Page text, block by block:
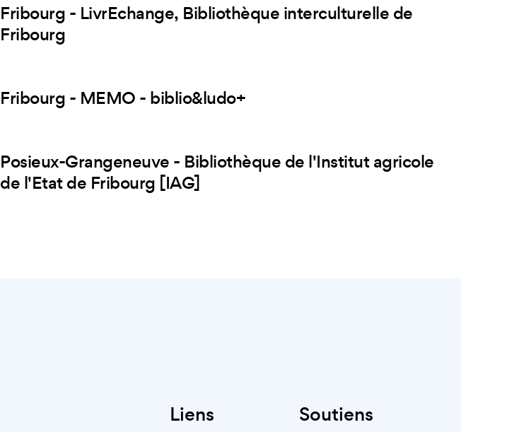
Fribourg - LivrEchange, Bibliothèque interculturelle de
Fribourg
Fribourg - MEMO - biblio&ludo+
Posieux-Grangeneuve - Bibliothèque de l'Institut agricole
de l'Etat de Fribourg [IAG]
Liens Soutiens